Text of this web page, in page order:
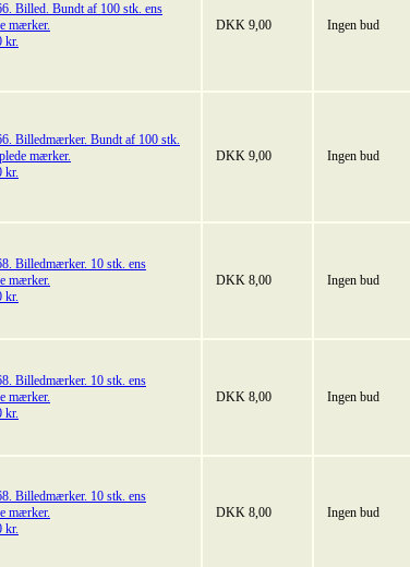
Billed. Bundt af 100 stk. ens
mærker.
kr.
DKK 9,00 Ingen bud
Billedmærker. Bundt af 100 stk.
mærker.
kr.
DKK 9,00 Ingen bud
Billedmærker. 10 stk. ens
mærker.
kr.
DKK 8,00 Ingen bud
Billedmærker. 10 stk. ens
mærker.
kr.
DKK 8,00 Ingen bud
Billedmærker. 10 stk. ens
mærker.
kr.
DKK 8,00 Ingen bud